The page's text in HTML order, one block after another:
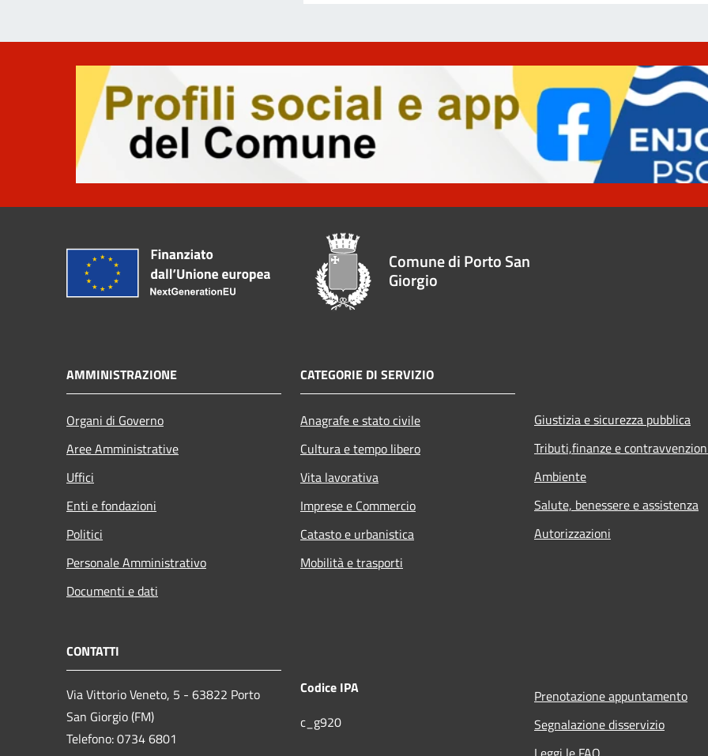
Comune di Porto San
Giorgio
AMMINISTRAZIONE
Organi di Governo
Aree Amministrative
Uffici
Enti e fondazioni
Politici
Personale Amministrativo
Documenti e dati
CATEGORIE DI SERVIZIO
Anagrafe e stato civile
Cultura e tempo libero
Vita lavorativa
Imprese e Commercio
Catasto e urbanistica
Mobilità e trasporti
Giustizia e sicurezza pubblica
Tributi,finanze e
Ambiente
Salute, benessere e assistenza
Autorizzazioni
CONTATTI
Via Vittorio Veneto, 5 - 63822 Porto
San Giorgio (FM)
Telefono: 0734 6801
Codice IPA
c_g920
Prenotazione appuntamento
Segnalazione disservizio